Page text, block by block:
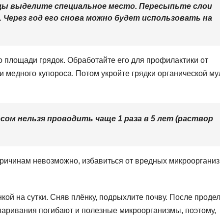
выделите специальное место. Пересыпьте слои
год его снова можно будет использовать на
грядок. Обработайте его для профилактики от
купороса. Потом укройте грядки органической
нельзя проводить чаще 1 раза в 5 лет (раствор
невозможно, избавиться от вредных
на сутки. Сняв плёнку, подрыхлите почву. После
погибают и полезные микроорганизмы, поэтому,